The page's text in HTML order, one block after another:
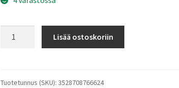
130/70
Lisää ostoskoriin
Tuotetunnus (SKU):3528708766624